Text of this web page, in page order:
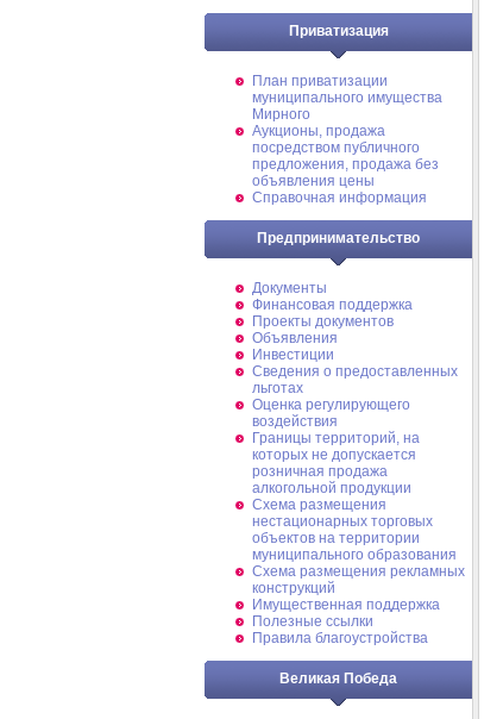
Приватизация
План приватизации
муниципального имущества
Мирного
Аукционы, продажа
посредством публичного
предложения, продажа без
объявления цены
Справочная информация
Предпринимательство
Документы
Финансовая поддержка
Проекты документов
Объявления
Инвестиции
Сведения о предоставленных
льготах
Оценка регулирующего
воздействия
Границы территорий, на
которых не допускается
розничная продажа
алкогольной продукции
Схема размещения
нестационарных торговых
объектов на территории
муниципального образования
Схема размещения рекламных
конструкций
Имущественная поддержка
Полезные ссылки
Правила благоустройства
Великая Победа